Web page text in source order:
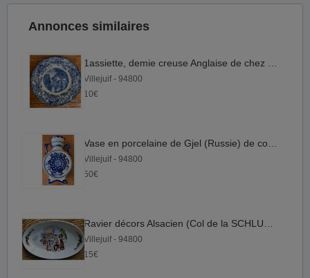
Annonces similaires
Villejuif - 94800
10€
Villejuif - 94800
50€
Villejuif - 94800
15€